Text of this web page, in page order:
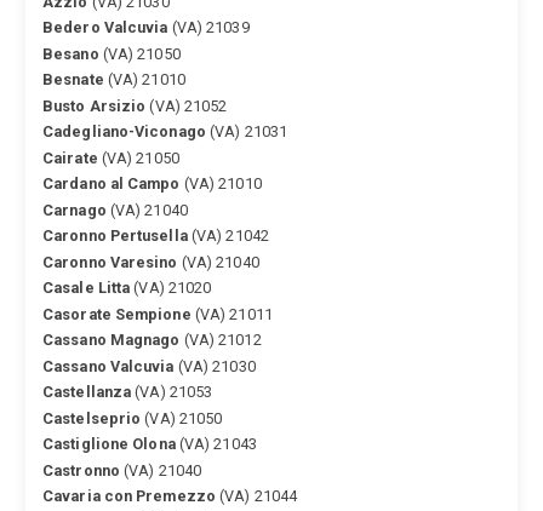
Bedero Valcuvia (VA) 21039
Besano (VA) 21050
Besnate (VA) 21010
Busto Arsizio (VA) 21052
Cadegliano-Viconago (VA) 21031
Cairate (VA) 21050
Cardano al Campo (VA) 21010
Carnago (VA) 21040
Caronno Pertusella(VA) 21042
Caronno Varesino (VA) 21040
Casale Litta (VA) 21020
Casorate Sempione (VA) 21011
Cassano Magnago (VA) 21012
Cassano Valcuvia (VA) 21030
Castellanza (VA) 21053
Castelseprio (VA) 21050
Castiglione Olona(VA) 21043
Castronno (VA) 21040
Cavaria con Premezzo (VA) 21044